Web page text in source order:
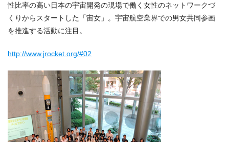
性比率の高い日本の宇宙開発の現場で働く女性のネットワークづ
くりからスタートした「宙女」。宇宙航空業界での男女共同参画
を推進する活動に注目。
http://www.jrocket.org/#02